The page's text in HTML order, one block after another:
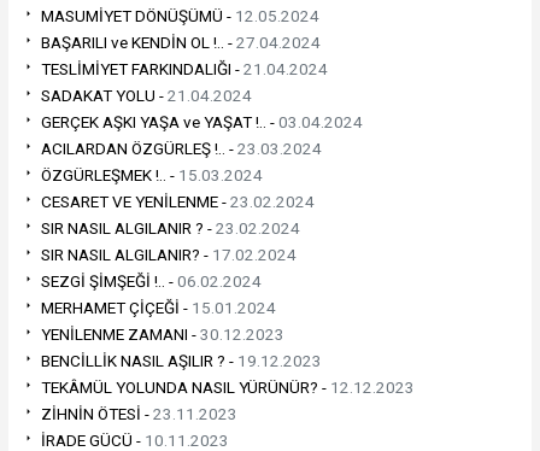
MASUMİYET DÖNÜŞÜMÜ - 12.05.2024
BAŞARILI ve KENDİN OL !.. -27.04.2024
TESLİMİYET FARKINDALIĞI -21.04.2024
SADAKAT YOLU -21.04.2024
GERÇEK AŞKI YAŞA ve YAŞAT !.. -03.04.2024
ACILARDAN ÖZGÜRLEŞ !.. -23.03.2024
ÖZGÜRLEŞMEK !.. - 15.03.2024
CESARET VE YENİLENME -23.02.2024
SIR NASIL ALGILANIR ? -23.02.2024
SIR NASIL ALGILANIR? - 17.02.2024
SEZGİ ŞİMŞEĞİ !.. -06.02.2024
MERHAMET ÇİÇEĞİ - 15.01.2024
YENİLENME ZAMANI -30.12.2023
BENCİLLİK NASIL AŞILIR ? - 19.12.2023
TEKÂMÜL YOLUNDA NASIL YÜRÜNÜR? - 12.12.2023
ZİHNİN ÖTESİ -23.11.2023
İRADE GÜCÜ - 10.11.2023